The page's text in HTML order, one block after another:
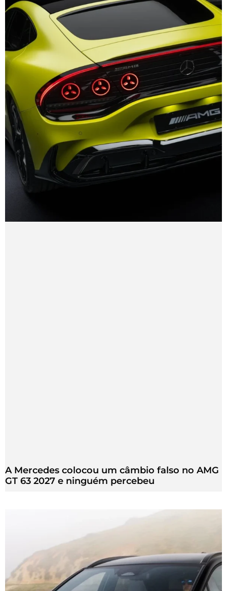
A Mercedes colocou um câmbio falso no AMG
GT 63 2027 e ninguém percebeu